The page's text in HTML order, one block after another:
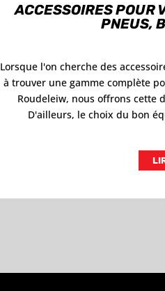
ACCESSOIRES POUR
PNEUS,
Lorsque l'on cherche des
à trouver une gamme complète
Roudeleiw, nous offrons cette
D'ailleurs, le choix du bon